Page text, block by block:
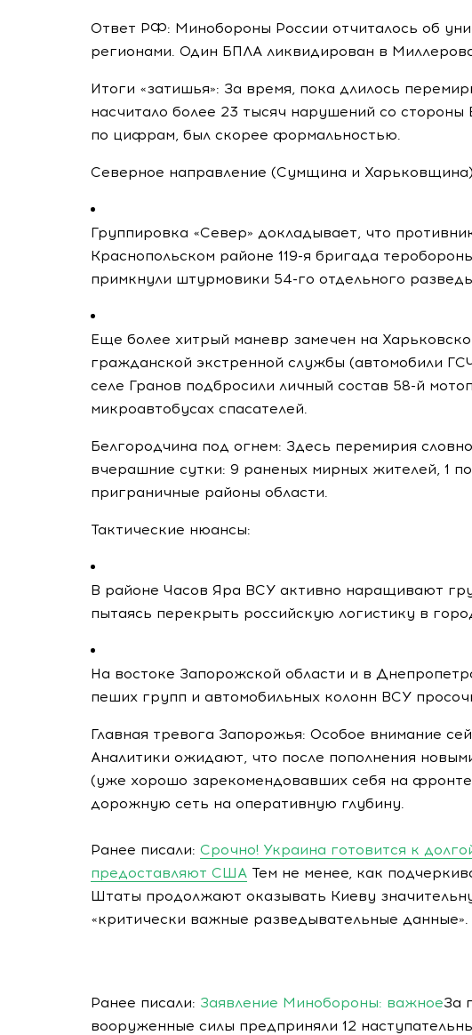
Ответ РФ: Минобороны России отчиталось об
регионами. Один БПЛА ликвидирован в
Итоги «затишья»: За время, пока длилось
насчитало более 23 тысяч нарушений со
по цифрам, был скорее формальностью.
Северное направление (Сумщина и
Группировка «Север» докладывает, что
Краснопольском районе 119-я бригада
примкнули штурмовики 54-го отдельного
Еще более хитрый маневр замечен на
гражданской экстренной службы (автомобили
селе Гранов подбросили личный состав 58-й
микроавтобусах спасателей.
Белгородчина под огнем: Здесь перемирия
вчерашние сутки: 9 раненых мирных жителей, 1
приграничные районы области.
Тактические нюансы:
В районе Часов Яра ВСУ активно наращивают
пытаясь перекрыть российскую логистику в
На востоке Запорожской области и в
пеших групп и автомобильных колонн ВСУ
Главная тревога Запорожья: Особое внимание
Аналитики ожидают, что после пополнения
(уже хорошо зарекомендовавших себя на
дорожную сеть на оперативную глубину.
Ранее писали: Срочно! Украина готовится к
предоставляют США Тем не менее, как
Штаты продолжают оказывать Киеву
«критически важные разведывательные данные».
Ранее писали: Заявление Минобороны: важноеЗа
вооруженные силы предприняли 12